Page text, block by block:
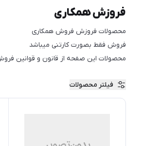
فروزش همکاری
محصولات فروزش فروش همکاری
فروش فقط بصورت کارتنی میباشد
محصولات این صفحه از قانون و قوانین
فیلتر محصولات